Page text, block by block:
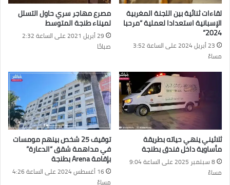
لقاءات ثنائية بين اللجنة المغربية
الإسبانية استعدادا لعملية “مرحبا
2024”
23 أبريل 2024 على الساعة 3:52
مساءً
مصرع مهاجر سري حاول التسلل
لميناء طنجة المتوسط
29 أبريل 2021 على الساعة 2:32
صباحًا
ثلاثيني ينهي حياته بطريقة
مأساوية داخل فندق بطنجة
8 سبتمبر 2025 على الساعة 9:04
مساءً
توقيف 25 شخص بينهم مومسات
في مداهمة شقق “الدعارة”
بإقامة Arena بطنجة
16 أغسطس 2024 على الساعة 4:26
مساءً